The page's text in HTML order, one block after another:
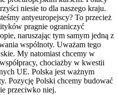
niesie to dla naszego kraju.
antyeuropejscy? To przecież
pragnie ograniczyć
naruszając tym samym jedną z
wspólnoty. Uważam tego
My natomiast chcemy w
chociażby w kwestii
UE. Polska jest ważnym
Pozycję Polski chcemy budować
przeciwko niej.